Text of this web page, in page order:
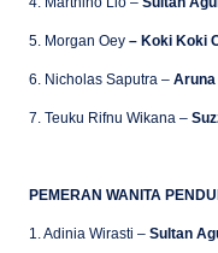
5. Morgan Oey – Koki Koki
6. Nicholas Saputra – Aruna
7. Teuku Rifnu Wikana –
PEMERAN WANITA
1. Adinia Wirasti – Sultan